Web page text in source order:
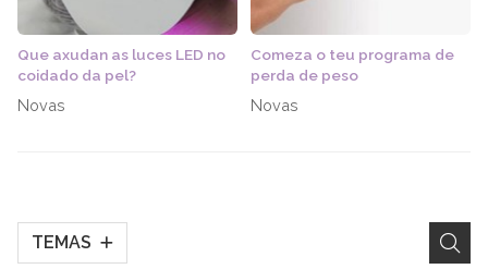
TEMAS
Que axudan as luces LED no
coidado da pel?
Novas
Comeza o teu programa de
perda de peso
Novas